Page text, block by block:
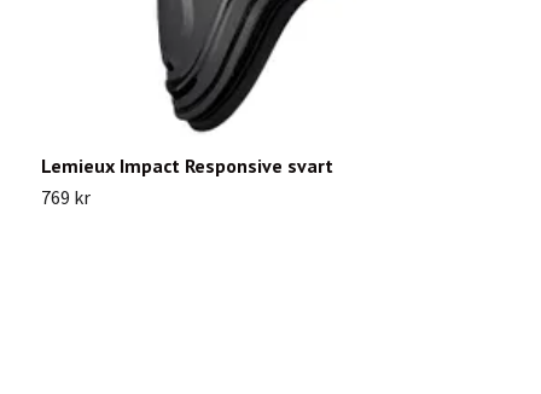
Lemieux Impact Responsive svart
769 kr